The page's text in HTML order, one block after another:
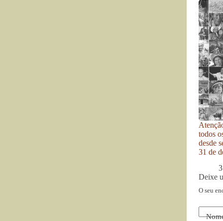
todos
desde
31 de
Deixe
O seu